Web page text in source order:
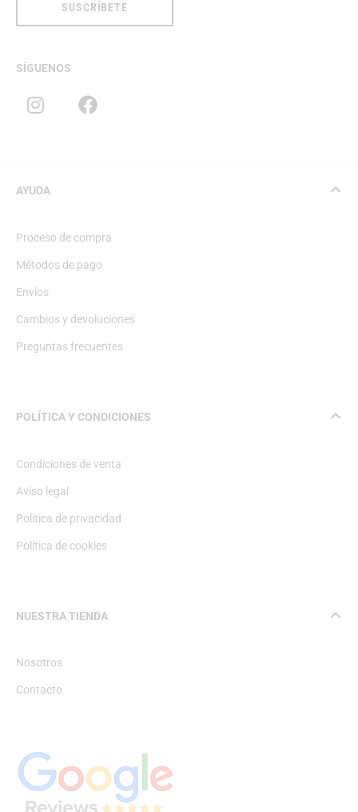
SUSCRÍBETE
SÍGUENOS
AYUDA
Proceso de compra
Métodos de pago
Envíos
Cambios y devoluciones
Preguntas frecuentes
POLÍTICA Y CONDICIONES
Condiciones de venta
Aviso legal
Política de privacidad
Política de cookies
NUESTRA TIENDA
Nosotros
Contacto